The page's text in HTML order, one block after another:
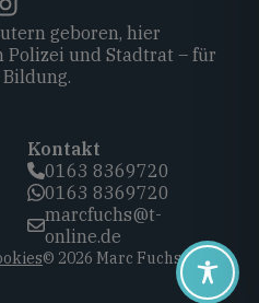
geboren, hier
Polizei und Stadtrat – für
Kontakt
0163 8369720‬
0163 8369720‬
marcfuchs@t-
online.de
© 2026 Marc Fuchs, CDU